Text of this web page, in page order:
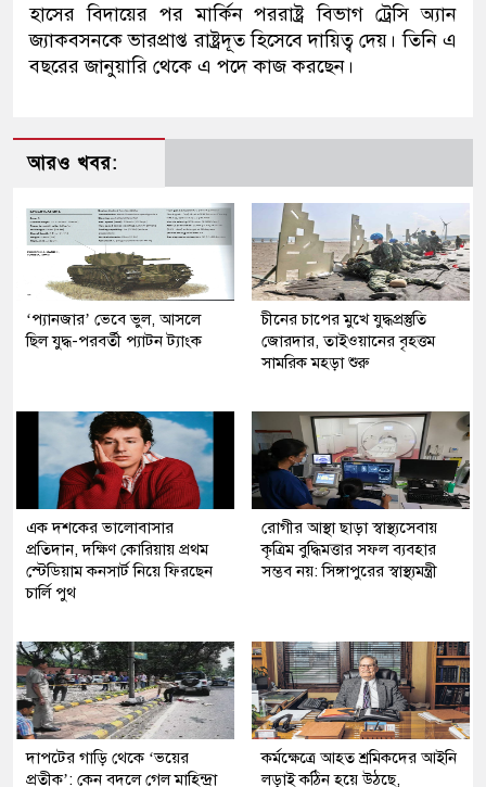
হাসের বিদায়ের পর মার্কিন পররাষ্ট্র বিভাগ ট্রেসি অ্যান
জ্যাকবসনকে ভারপ্রাপ্ত রাষ্ট্রদূত হিসেবে দায়িত্ব দেয়। তিনি এ
বছরের জানুয়ারি থেকে এ পদে কাজ করছেন।
আরও খবর:
‘প্যানজার’ ভেবে ভুল, আসলে
ছিল যুদ্ধ-পরবর্তী প্যাটন ট্যাংক
চীনের চাপের মুখে যুদ্ধপ্রস্তুতি
জোরদার, তাইওয়ানের বৃহত্তম
সামরিক মহড়া শুরু
এক দশকের ভালোবাসার
প্রতিদান, দক্ষিণ কোরিয়ায় প্রথম
স্টেডিয়াম কনসার্ট নিয়ে ফিরছেন
চার্লি পুথ
রোগীর আস্থা ছাড়া স্বাস্থ্যসেবায়
কৃত্রিম বুদ্ধিমত্তার সফল ব্যবহার
সম্ভব নয়: সিঙ্গাপুরের স্বাস্থ্যমন্ত্রী
দাপটের গাড়ি থেকে ‘ভয়ের
প্রতীক’: কেন বদলে গেল মাহিন্দ্রা
কর্মক্ষেত্রে আহত শ্রমিকদের আইনি
লড়াই কঠিন হয়ে উঠছে,